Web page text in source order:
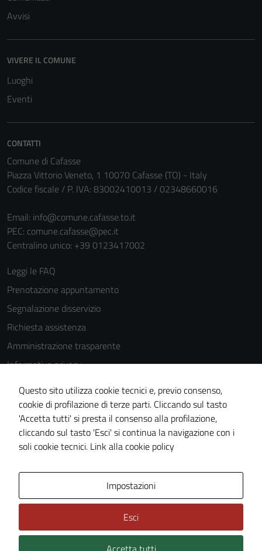
Avvisi
VIVERE IL COMUNE
Luoghi
Eventi
CONTATTI
Comune di Cafasse
Piazza Vittorio Veneto, 1 10070 Cafasse (TO) - Italy
Codice fiscale / P. IVA: 83002410013 / 02348660016
Email: info@comune.cafasse.to.it
PEC: comune.cafasse@pec.it
Centralino unico: +39 0123417002
Leggi le FAQ
Prenotazione appuntamento
Segnalazione disservizio
Richiesta assistenza
Amministrazione trasparente
Informativa privacy
Cookie Policy
Note legali
Dichiarazione di accessibilità
Piano di miglioramento del sito
Questo sito utilizza cookie tecnici e, previo consenso,
cookie di profilazione di terze parti. Cliccando sul tasto
'Accetta tutti' si presta il consenso alla profilazione,
cliccando sul tasto 'Esci' si continua la navigazione con i
soli cookie tecnici. Link alla cookie policy
Impostazioni
Esci